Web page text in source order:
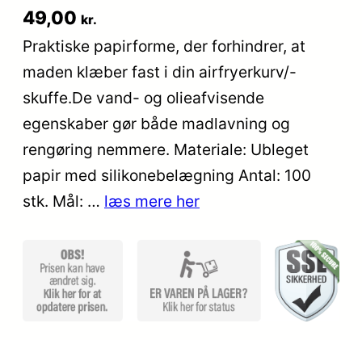
Bedømt
som
ud af 5
baseret på
18
kundebedøm
49,00 kr.
Praktiske papirforme, der forhindrer, at
maden klæber fast i din airfryerkurv/-
skuffe.De vand- og olieafvisende
egenskaber gør både madlavning og
rengøring nemmere. Materiale: Ubleget
papir med silikonebelægning Antal: 100
stk. Mål: … læs mere her